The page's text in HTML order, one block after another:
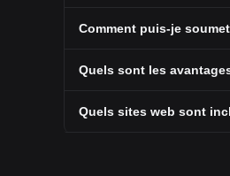
Comment puis-je
Quels sont les
Quels sites web sont